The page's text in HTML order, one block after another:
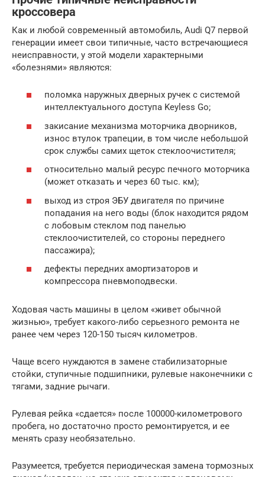
кроссовера
Как и любой современный автомобиль, Audi Q7 первой
генерации имеет свои типичные, часто встречающиеся
неисправности, у этой модели характерными
«болезнями» являются:
поломка наружных дверных ручек с системой
интеллектуального доступа Keyless Go;
закисание механизма моторчика дворников,
износ втулок трапеции, в том числе небольшой
срок службы самих щеток стеклоочистителя;
относительно малый ресурс печного моторчика
(может отказать и через 60 тыс. км);
выход из строя ЭБУ двигателя по причине
попадания на него воды (блок находится рядом
с лобовым стеклом под панелью
стеклоочистителей, со стороны переднего
пассажира);
дефекты передних амортизаторов и
компрессора пневмоподвески.
Ходовая часть машины в целом «живет обычной
жизнью», требует какого-либо серьезного ремонта не
ранее чем через 120-150 тысяч километров.
Чаще всего нуждаются в замене стабилизаторные
стойки, ступичные подшипники, рулевые наконечники с
тягами, задние рычаги.
Рулевая рейка «сдается» после 100000-километрового
пробега, но достаточно просто ремонтируется, и ее
менять сразу необязательно.
Разумеется, требуется периодическая замена тормозных